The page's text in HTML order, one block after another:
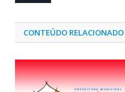
CONTEÚDO RELACIONADO